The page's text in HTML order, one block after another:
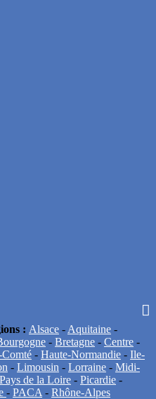
: Alsace - Aquitaine -
- Bretagne - Centre -
Comté - Haute-Normandie - Ile-
- Limousin - Lorraine - Midi-
Pays de la Loire - Picardie -
- PACA - Rhône-Alpes